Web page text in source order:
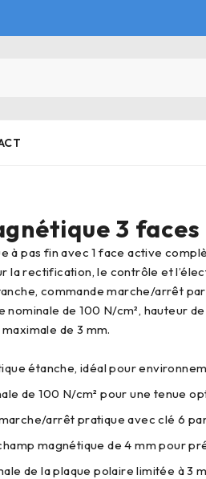
3 faces
la rectification, le contrôle et
commande marche/arrêt
nominale de 100 N/cm², hauteur
de 3 mm.
étanche, idéal pour
de 100 N/cm² pour une tenue
arrêt pratique avec clé 6
magnétique de 4 mm pour
de la plaque polaire limitée à 3